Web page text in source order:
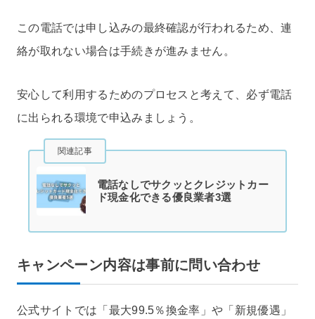
この電話では申し込みの最終確認が行われるため、連
絡が取れない場合は手続きが進みません。
安心して利用するためのプロセスと考えて、必ず電話
に出られる環境で申込みましょう。
関連記事
電話なしでサクッとクレジットカー
ド現金化できる優良業者3選
キャンペーン内容は事前に問い合わせ
公式サイトでは「最大99.5％換金率」や「新規優遇」